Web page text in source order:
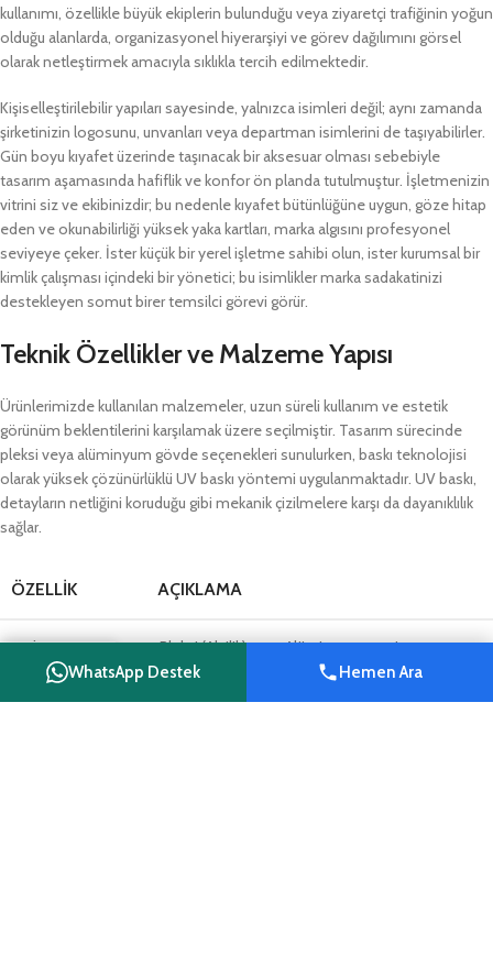
kullanımı, özellikle büyük ekiplerin bulunduğu veya ziyaretçi trafiğinin yoğun
olduğu alanlarda, organizasyonel hiyerarşiyi ve görev dağılımını görsel
olarak netleştirmek amacıyla sıklıkla tercih edilmektedir.
Kişiselleştirilebilir yapıları sayesinde, yalnızca isimleri değil; aynı zamanda
şirketinizin logosunu, unvanları veya departman isimlerini de taşıyabilirler.
Gün boyu kıyafet üzerinde taşınacak bir aksesuar olması sebebiyle
tasarım aşamasında hafiflik ve konfor ön planda tutulmuştur. İşletmenizin
vitrini siz ve ekibinizdir; bu nedenle kıyafet bütünlüğüne uygun, göze hitap
eden ve okunabilirliği yüksek yaka kartları, marka algısını profesyonel
seviyeye çeker. İster küçük bir yerel işletme sahibi olun, ister kurumsal bir
kimlik çalışması içindeki bir yönetici; bu isimlikler marka sadakatinizi
destekleyen somut birer temsilci görevi görür.
Teknik Özellikler ve Malzeme Yapısı
Ürünlerimizde kullanılan malzemeler, uzun süreli kullanım ve estetik
görünüm beklentilerini karşılamak üzere seçilmiştir. Tasarım sürecinde
pleksi veya alüminyum gövde seçenekleri sunulurken, baskı teknolojisi
olarak yüksek çözünürlüklü UV baskı yöntemi uygulanmaktadır. UV baskı,
detayların netliğini koruduğu gibi mekanik çizilmelere karşı da dayanıklılık
sağlar.
ÖZELLIK AÇIKLAMA
Malzeme Pleksi (Akrilik) veya Alüminyum zemin
Baskı Tekniği UV Baskı (Dış etkenlere karşı dayanıklı)
WishlistCartMy account
WhatsApp Destek Hemen Ara